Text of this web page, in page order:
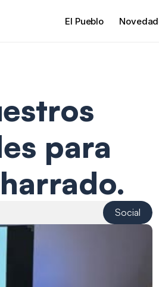
para
Social
El Pueblo